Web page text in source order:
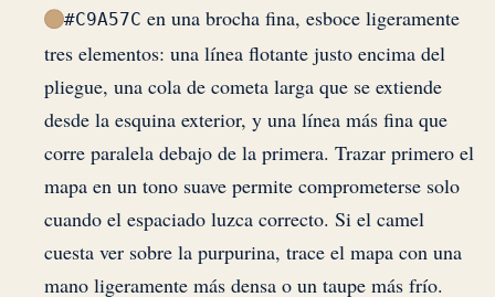
#C9A57C en una brocha fina, esboce ligeramente
tres elementos: una línea flotante justo encima del
pliegue, una cola de cometa larga que se extiende
desde la esquina exterior, y una línea más fina que
corre paralela debajo de la primera. Trazar primero el
mapa en un tono suave permite comprometerse solo
cuando el espaciado luzca correcto. Si el camel
cuesta ver sobre la purpurina, trace el mapa con una
mano ligeramente más densa o un taupe más frío.